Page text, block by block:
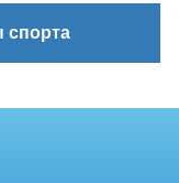
спорта